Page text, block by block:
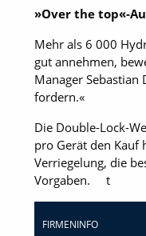
»Over the top«-
Mehr als 6 000
gut annehmen,
Manager
fordern.«
Die Double-Lock-
pro Gerät den Kauf
Verriegelung, die
Vorgaben. t
FIRMENINFO